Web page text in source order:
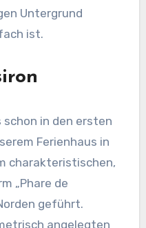
Untergrund
ist.
schon in den ersten
Ferienhaus in
charakteristischen,
„Phare de
geführt.
angelegten